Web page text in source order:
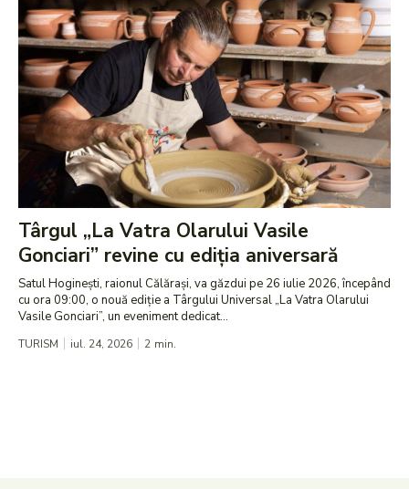
Târgul „La Vatra Olarului Vasile
Gonciari” revine cu ediția aniversară
Satul Hoginești, raionul Călărași, va găzdui pe 26 iulie 2026, începând
cu ora 09:00, o nouă ediție a Târgului Universal „La Vatra Olarului
Vasile Gonciari”, un eveniment dedicat...
TURISM iul. 24, 2026 2 min.